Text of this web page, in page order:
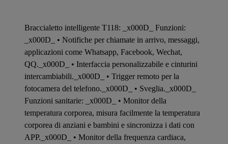
Braccialetto intelligente T118: _x000D_ Funzioni:
_x000D_ • Notifiche per chiamate in arrivo, messaggi,
applicazioni come Whatsapp, Facebook, Wechat,
QQ._x000D_ • Interfaccia personalizzabile e cinturini
intercambiabili._x000D_ • Trigger remoto per la
fotocamera del telefono._x000D_ • Sveglia._x000D_
Funzioni sanitarie: _x000D_ • Monitor della
temperatura corporea, misura facilmente la temperatura
corporea di anziani e bambini e sincronizza i dati con
APP._x000D_ • Monitor della frequenza cardiaca,